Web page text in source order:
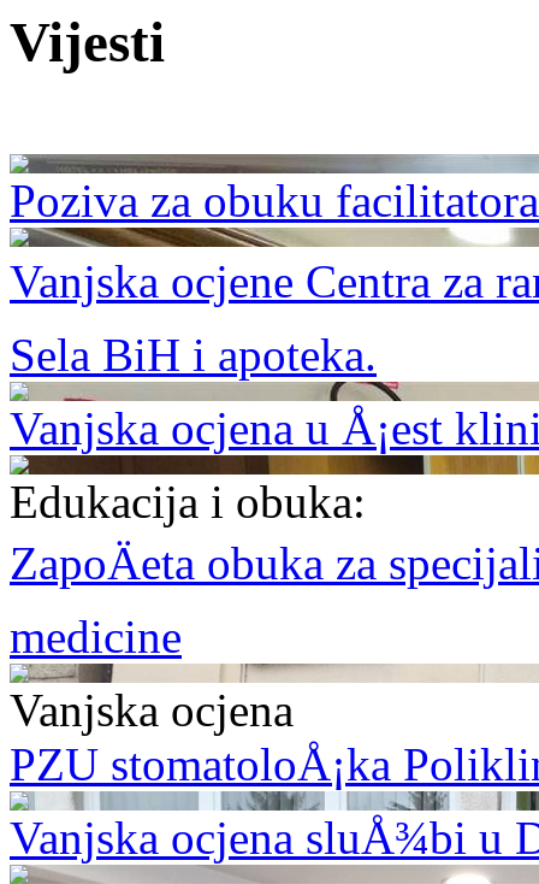
Vijesti
Poziva za obuku
Vanjska ocjene Centra za
Sela BiH i apoteka.
Vanjska ocjena u Å¡est
Edukacija i obuka:
ZapoÄeta obuka za
medicine
Vanjska ocjena
PZU stomatoloÅ¡ka
Vanjska ocjena sluÅ¾bi u